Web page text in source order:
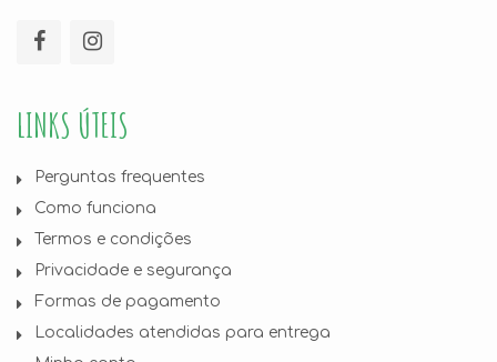
LINKS ÚTEIS
Perguntas frequentes
Como funciona
Termos e condições
Privacidade e segurança
Formas de pagamento
Localidades atendidas para entrega